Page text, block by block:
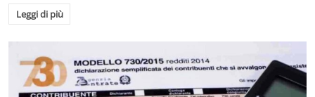
Leggi di più